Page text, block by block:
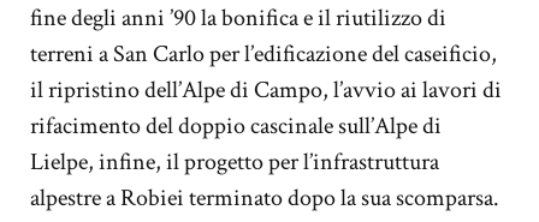
fine degli anni ’90 la bonifica e il riutilizzo di
terreni a San Carlo per l’edificazione del caseificio,
il ripristino dell’Alpe di Campo, l’avvio ai lavori di
rifacimento del doppio cascinale sull’Alpe di
Lielpe, infine, il progetto per l’infrastruttura
alpestre a Robiei terminato dopo la sua scomparsa.